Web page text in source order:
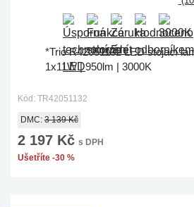
*Trio R42051132 LED stojací
1x11W | 950lm | 3000K
Kód: TR42051132
DMC: 3 139 Kč
2 197 Kč s DPH
Ušetříte -30 %